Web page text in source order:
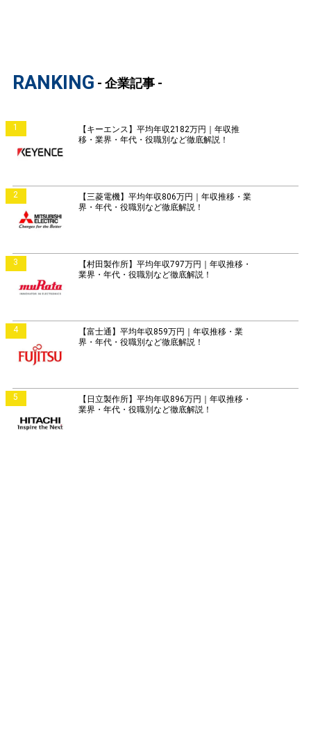
RANKING - 企業記事 -
1
【キーエンス】平均年収2182万円｜年収推
移・業界・年代・役職別など徹底解説！
2
【三菱電機】平均年収806万円｜年収推移・業
界・年代・役職別など徹底解説！
3
【村田製作所】平均年収797万円｜年収推移・
業界・年代・役職別など徹底解説！
4
【富士通】平均年収859万円｜年収推移・業
界・年代・役職別など徹底解説！
5
【日立製作所】平均年収896万円｜年収推移・
業界・年代・役職別など徹底解説！